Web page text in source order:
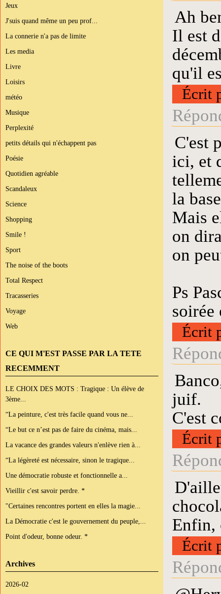
Jeux
J'suis quand même un peu prof...
La connerie n'a pas de limite
Les media
Livre
Loisirs
météo
Musique
Perplexité
petits détails qui n'échappent pas
Poésie
Quotidien agréable
Scandaleux
Science
Shopping
Smile !
Sport
The noise of the boots
Total Respect
Tracasseries
Voyage
Web
CE QUI M'EST PASSE PAR LA TETE
RECEMMENT
LE CHOIX DES MOTS : Tragique : Un élève de
3ème...
“La peinture, c'est très facile quand vous ne...
“Le but ce n’est pas de faire du cinéma, mais...
La vacance des grandes valeurs n'enlève rien à...
“La légèreté est nécessaire, sinon le tragique...
Une démocratie robuste et fonctionnelle a...
Vieillir c'est savoir perdre. *
"Certaines rencontres portent en elles la magie...
La Démocratie c'est le gouvernement du peuple,...
Point d'odeur, bonne odeur. *
Archives
2026-02
Ah
Il est
qu'il
Écrit
C'est
ici, et
la
Mais
on
on
Ps
soirée
Écrit
juif.
C'est
Écrit
Enfin,
Écrit